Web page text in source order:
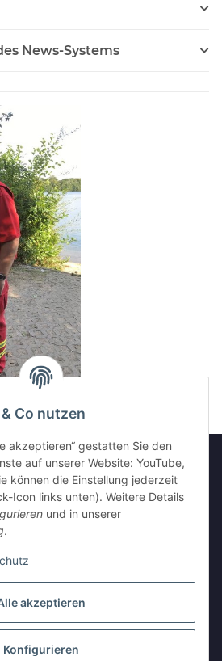
akzeptieren
Konfigurieren
Co nutzen
akzeptieren“ gestatten Sie den
auf unserer Website: YouTube,
können die Einstellung jederzeit
Icon links unten). Weitere Details
und in unserer
.
News-Systems
widerrufen